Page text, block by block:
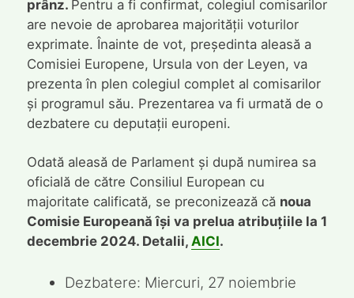
prânz. Pentru a fi confirmat, colegiul comisarilor
are nevoie de aprobarea majorității voturilor
exprimate. Înainte de vot, președinta aleasă a
Comisiei Europene, Ursula von der Leyen, va
prezenta în plen colegiul complet al comisarilor
și programul său. Prezentarea va fi urmată de o
dezbatere cu deputații europeni.
Odată aleasă de Parlament și după numirea sa
oficială de către Consiliul European cu
majoritate calificată, se preconizează că noua
Comisie Europeană își va prelua atribuțiile la 1
decembrie 2024. Detalii, AICI.
Dezbatere: Miercuri, 27 noiembrie